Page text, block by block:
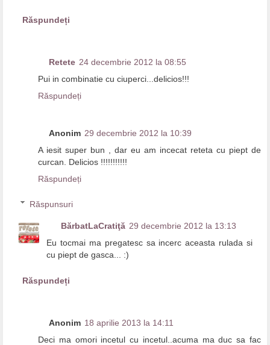
Răspundeți
Retete 24 decembrie 2012 la 08:55
Pui in combinatie cu ciuperci...delicios!!!
Răspundeți
Anonim 29 decembrie 2012 la 10:39
A iesit super bun , dar eu am incecat reteta cu piept de
curcan. Delicios !!!!!!!!!!!
Răspundeți
Răspunsuri
BărbatLaCratiţă 29 decembrie 2012 la 13:13
Eu tocmai ma pregatesc sa incerc aceasta rulada si
cu piept de gasca... :)
Răspundeți
Anonim 18 aprilie 2013 la 14:11
Deci ma omori incetul cu incetul..acuma ma duc sa fac